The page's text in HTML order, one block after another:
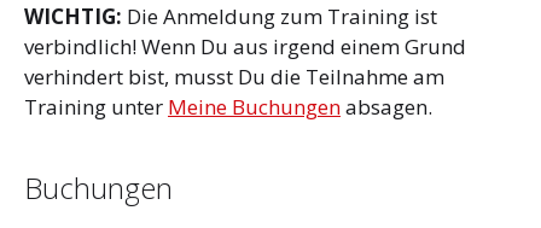
WICHTIG: Die Anmeldung zum Training ist
verbindlich! Wenn Du aus irgend einem Grund
verhindert bist, musst Du die Teilnahme am
Training unter Meine Buchungenabsagen.
Buchungen